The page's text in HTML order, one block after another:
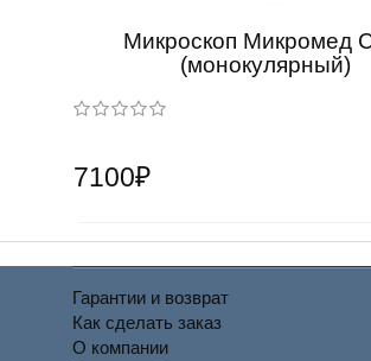
Микроскоп Микромед
(монокулярный)
7100₽
Гарантии и возврат
Как сделать заказ
О компании